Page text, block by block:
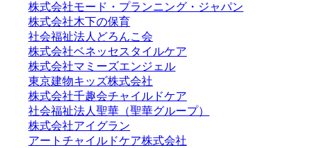
株式会社モード・プランニング・ジャパン
株式会社木下の保育
社会福祉法人どろんこ会
株式会社ベネッセスタイルケア
株式会社マミーズエンジェル
東京建物キッズ株式会社
株式会社千趣会チャイルドケア
社会福祉法人聖華（聖華グループ）
株式会社アイグラン
アートチャイルドケア株式会社